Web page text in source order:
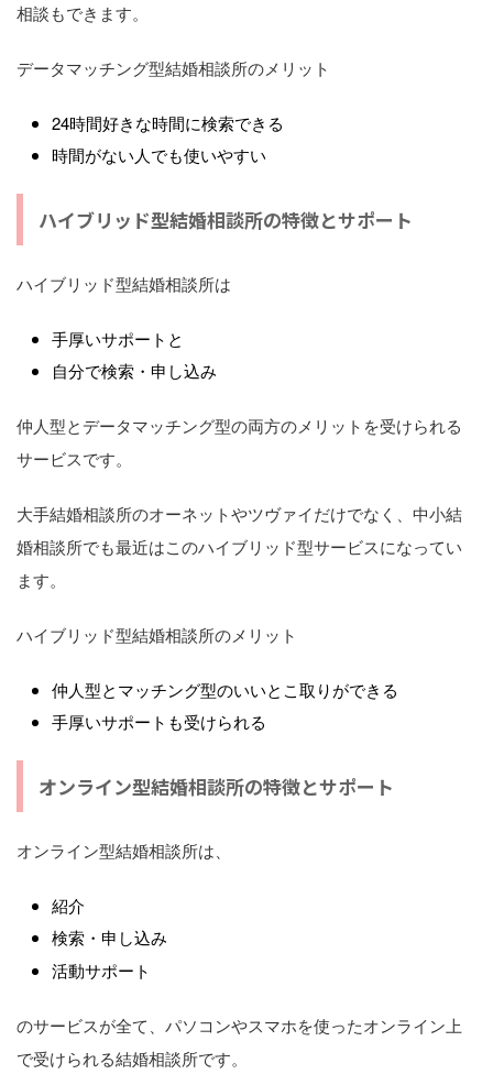
相談もできます。
データマッチング型結婚相談所のメリット
24時間好きな時間に検索できる
時間がない人でも使いやすい
ハイブリッド型結婚相談所の特徴とサポート
ハイブリッド型結婚相談所は
手厚いサポートと
自分で検索・申し込み
仲人型とデータマッチング型の両方のメリットを受けられる
サービスです。
大手結婚相談所のオーネットやツヴァイだけでなく、中小結
婚相談所でも最近はこのハイブリッド型サービスになってい
ます。
ハイブリッド型結婚相談所のメリット
仲人型とマッチング型のいいとこ取りができる
手厚いサポートも受けられる
オンライン型結婚相談所の特徴とサポート
オンライン型結婚相談所は、
紹介
検索・申し込み
活動サポート
のサービスが全て、パソコンやスマホを使ったオンライン上
で受けられる結婚相談所です。